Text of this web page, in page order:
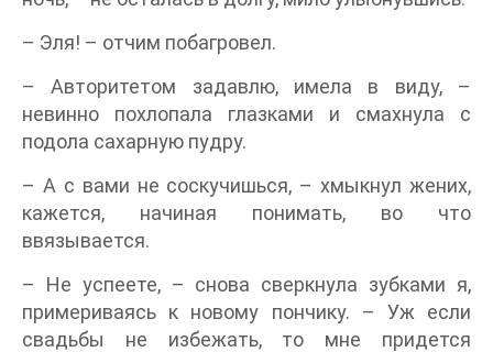
– Эля! – отчим побагровел.
– Авторитетом задавлю, имела в виду, –
невинно похлопала глазками и смахнула с
подола сахарную пудру.
– А с вами не соскучишься, – хмыкнул жених,
кажется, начиная понимать, во что
ввязывается.
– Не успеете, – снова сверкнула зубками я,
примериваясь к новому пончику. – Уж если
свадьбы не избежать, то мне придется